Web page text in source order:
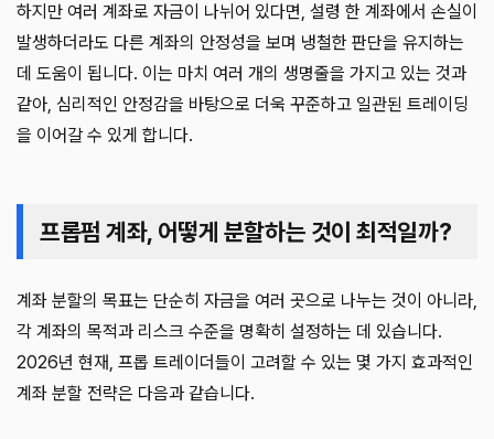
하지만 여러 계좌로 자금이 나뉘어 있다면, 설령 한 계좌에서 손실이
발생하더라도 다른 계좌의 안정성을 보며 냉철한 판단을 유지하는
데 도움이 됩니다. 이는 마치 여러 개의 생명줄을 가지고 있는 것과
같아, 심리적인 안정감을 바탕으로 더욱 꾸준하고 일관된 트레이딩
을 이어갈 수 있게 합니다.
프롭펌 계좌, 어떻게 분할하는 것이 최적일까?
계좌 분할의 목표는 단순히 자금을 여러 곳으로 나누는 것이 아니라,
각 계좌의 목적과 리스크 수준을 명확히 설정하는 데 있습니다.
2026년 현재, 프롭 트레이더들이 고려할 수 있는 몇 가지 효과적인
계좌 분할 전략은 다음과 같습니다.